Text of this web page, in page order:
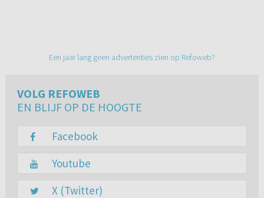
Een jaar lang geen advertenties zien op Refoweb?
VOLG REFOWEB
EN BLIJF OP DE HOOGTE
Facebook
Youtube
X (Twitter)